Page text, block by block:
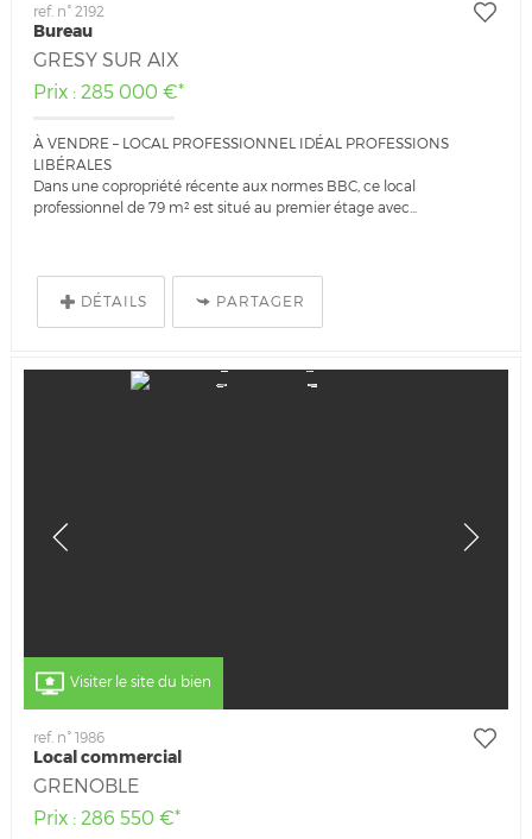
ref. n° 2192
Bureau
GRESY SUR AIX
Prix : 285 000 €*
À VENDRE – LOCAL PROFESSIONNEL IDÉAL PROFESSIONS
LIBÉRALES
Dans une copropriété récente aux normes BBC, ce local
professionnel de 79 m² est situé au premier étage avec...
DÉTAILS PARTAGER
Visiter le site du bien
ref. n° 1986
Local commercial
GRENOBLE
Prix : 286 550 €*